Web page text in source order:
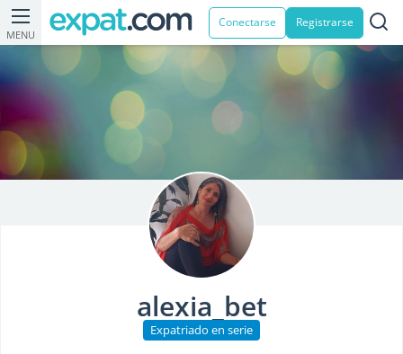
MENU
Conectarse Registrarse
alexia_bet
Expatriado en serie